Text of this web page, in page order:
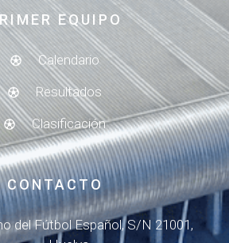
EQUIPO
Calendario
Resultados
Clasificación
CONTACTO
del Fútbol Español, S/N 21001,